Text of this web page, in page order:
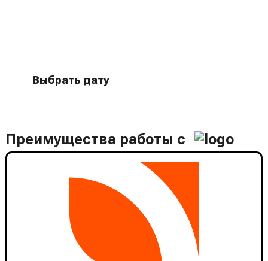
Выбрать дату
Преимущества работы с